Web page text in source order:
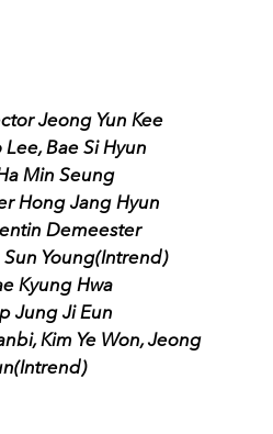
Jeong Yun Kee
Bae Si Hyun
Min Seung
Hong Jang Hyun
Demeester
Young(Intrend)
Kyung Hwa
Jung Ji Eun
Kim Ye Won, Jeong